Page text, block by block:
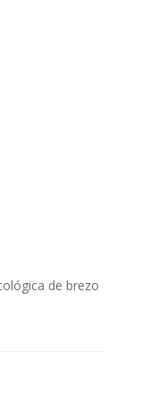
SITIO WEB
de brezo